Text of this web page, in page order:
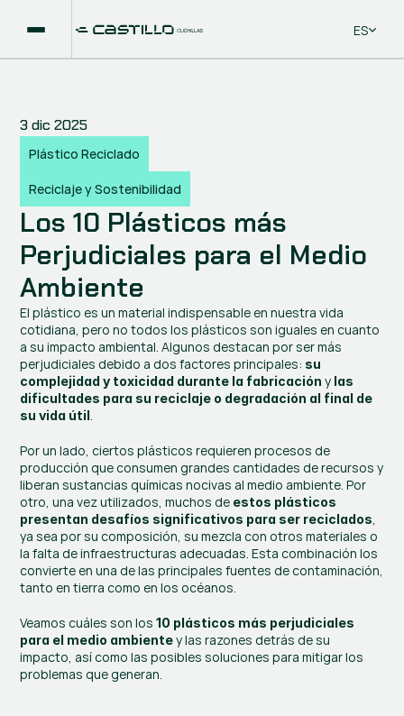
Select
ES
3 dic 2025
Plástico Reciclado
Reciclaje y Sostenibilidad
Los 10 Plásticos más
Perjudiciales para el Medio
Ambiente
El plástico es un material indispensable en nuestra vida
cotidiana, pero no todos los plásticos son iguales en cuanto
a su impacto ambiental. Algunos destacan por ser más
perjudiciales debido a dos factores principales: su
complejidad y toxicidad durante la fabricación y las
dificultades para su reciclaje o degradación al final de
su vida útil.
Por un lado, ciertos plásticos requieren procesos de
producción que consumen grandes cantidades de recursos y
liberan sustancias químicas nocivas al medio ambiente. Por
otro, una vez utilizados, muchos de estos plásticos
presentan desafíos significativos para ser reciclados,
ya sea por su composición, su mezcla con otros materiales o
la falta de infraestructuras adecuadas. Esta combinación los
convierte en una de las principales fuentes de contaminación,
tanto en tierra como en los océanos.
Veamos cuáles son los 10 plásticos más perjudiciales
para el medio ambiente y las razones detrás de su
impacto, así como las posibles soluciones para mitigar los
problemas que generan.